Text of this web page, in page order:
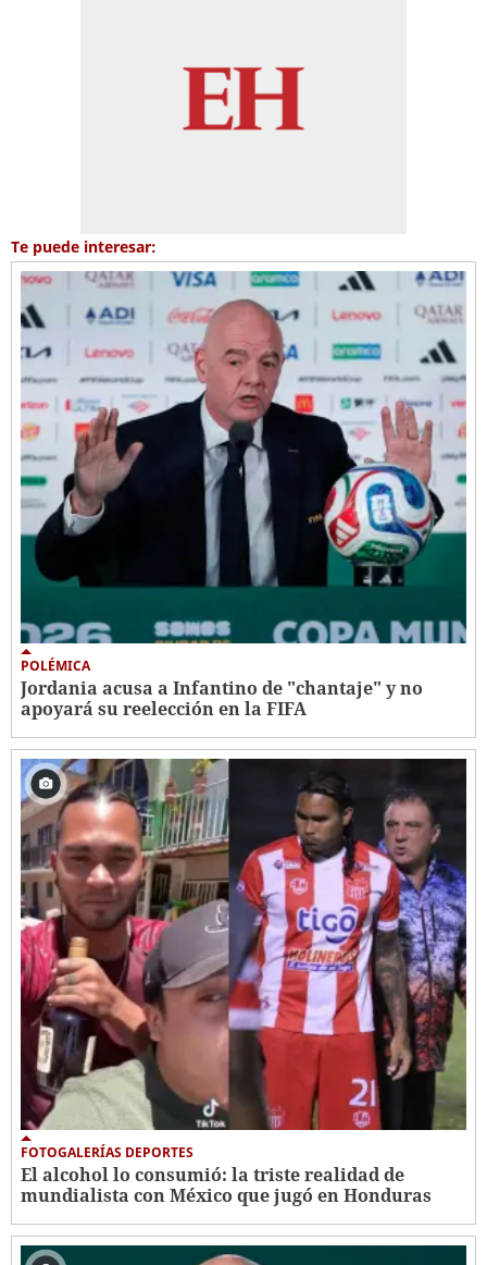
Te puede interesar:
POLÉMICA
Jordania acusa a Infantino de "chantaje" y no
apoyará su reelección en la FIFA
FOTOGALERÍAS DEPORTES
El alcohol lo consumió: la triste realidad de
mundialista con México que jugó en Honduras